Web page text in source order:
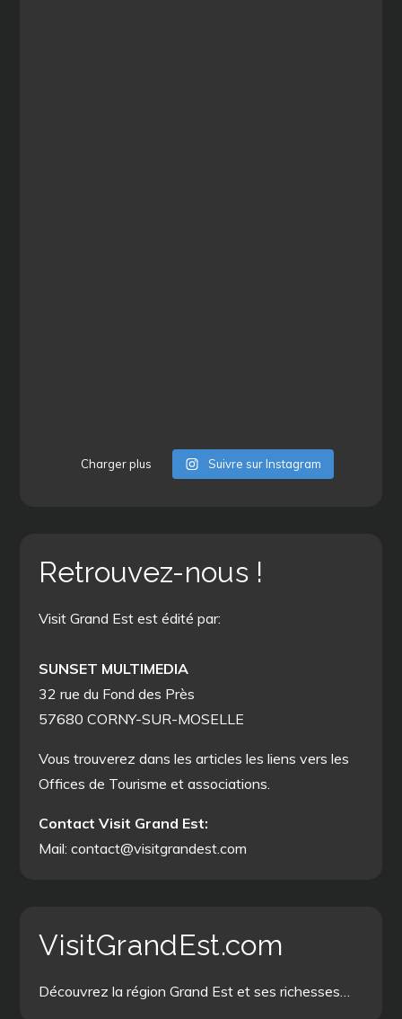
Charger plus Suivre sur Instagram
Retrouvez-nous !
Visit Grand Est est édité par:
SUNSET MULTIMEDIA
32 rue du Fond des Près
57680 CORNY-SUR-MOSELLE
Vous trouverez dans les articles les liens vers les
Offices de Tourisme et associations.
Contact Visit Grand Est:
Mail: contact@visitgrandest.com
VisitGrandEst.com
Découvrez la région Grand Est et ses richesses…